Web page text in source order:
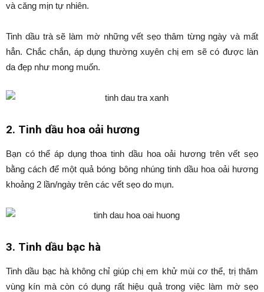
và căng mịn tự nhiên.
Tinh dầu trà sẽ làm mờ những vết sẹo thâm từng ngày và mất
hẳn. Chắc chắn, áp dụng thường xuyên chị em sẽ có được làn
da đẹp như mong muốn.
2. Tinh dầu hoa oải hương
Bạn có thể áp dụng thoa tinh dầu hoa oải hương trên vết sẹo
bằng cách để một quả bóng bông nhúng tinh dầu hoa oải hương
khoảng 2 lần/ngày trên các vết sẹo do mụn.
3. Tinh dầu bạc hà
Tinh dầu bạc hà không chỉ giúp chị em khử mùi cơ thể, trị thâm
vùng kín mà còn có dụng rất hiệu quả trong việc làm mờ sẹo